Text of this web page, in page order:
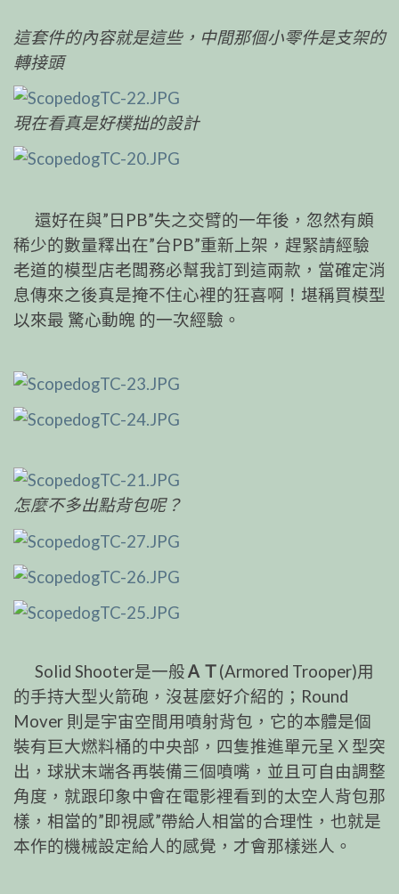
這套件的內容就是這些，中間那個小零件是支架的
轉接頭
現在看真是好樸拙的設計
還好在與”日PB”失之交臂的一年後，忽然有頗
稀少的數量釋出在”台PB”重新上架，趕緊請經驗
老道的模型店老闆務必幫我訂到這兩款，當確定消
息傳來之後真是掩不住心裡的狂喜啊！堪稱買模型
以來最 驚心動魄 的一次經驗。
怎麼不多出點背包呢？
Solid Shooter是一般ＡＴ(Armored Trooper)用
的手持大型火箭砲，沒甚麼好介紹的；Round
Mover 則是宇宙空間用噴射背包，它的本體是個
裝有巨大燃料桶的中央部，四隻推進單元呈Ｘ型突
出，球狀末端各再裝備三個噴嘴，並且可自由調整
角度，就跟印象中會在電影裡看到的太空人背包那
樣，相當的”即視感”帶給人相當的合理性，也就是
本作的機械設定給人的感覺，才會那樣迷人。